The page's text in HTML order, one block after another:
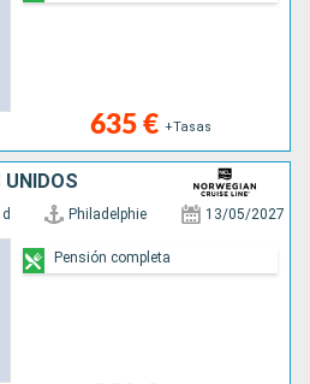
635 € +Tasas
UNIDOS
Philadelphie 13/05/2027
Pensión completa